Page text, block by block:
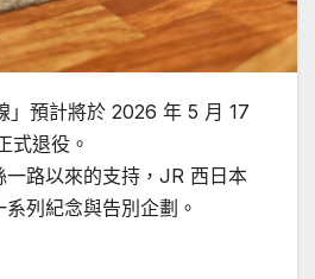
」預計將於 2026 年 5 月 17
式退役。
一路以來的支持，JR 西日本
列紀念與告別企劃。